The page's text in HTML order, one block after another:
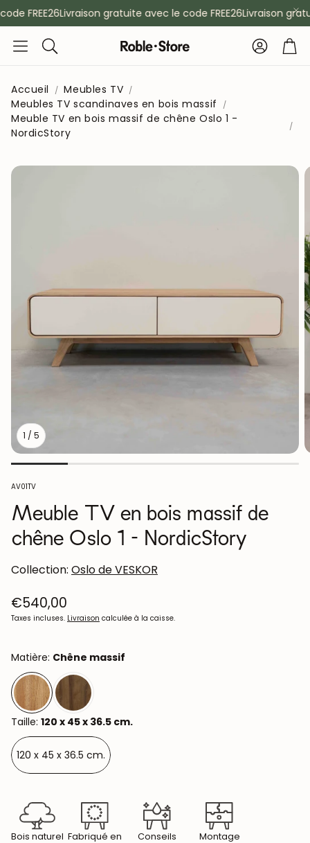
FREE26Livraison gratuite avec le code FREE26Livraison
Rechercher
Compte
Accueil
Meubles TV
Meubles TV scandinaves en bois massif
Meuble TV en bois massif de chêne Oslo 1 -
NordicStory
1 / 5
SKU:
AV01TV
Meuble TV en bois massif de
chêne Oslo 1 - NordicStory
Collection: Oslo de VESKOR
Prix
habituel
€540,00
Taxes incluses. Livraison calculée à la caisse.
Matière: Chêne massif
Taille: 120 x 45 x 36.5 cm.
120 x 45 x 36.5 cm.
Bois naturel Fabriqué en
Conseils
Montage